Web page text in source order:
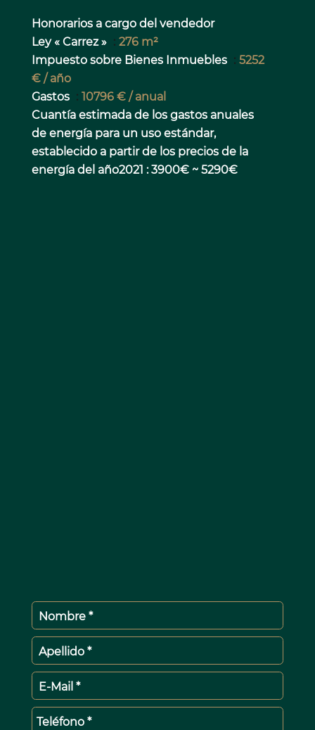
Honorarios a cargo del vendedor
Ley « Carrez »
276 m²
Impuesto sobre Bienes Inmuebles
5252
€ / año
Gastos
10796 € / anual
Cuantía estimada de los gastos anuales
de energía para un uso estándar,
establecido a partir de los precios de la
energía del año2021 : 3900€ ~ 5290€
Nombre *
Apellido *
E-Mail *
Teléfono *